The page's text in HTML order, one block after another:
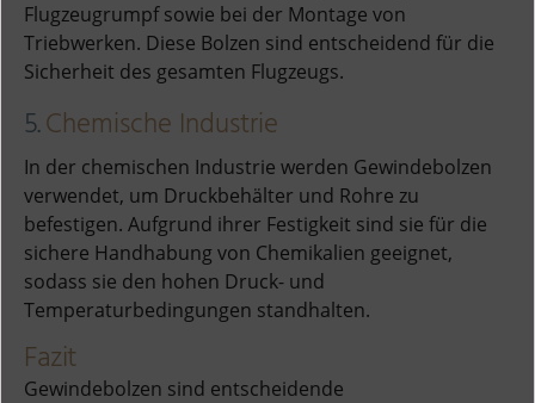
Flugzeugrumpf sowie bei der Montage von
Triebwerken. Diese Bolzen sind entscheidend für die
Sicherheit des gesamten Flugzeugs.
5.Chemische Industrie
In der chemischen Industrie werden Gewindebolzen
verwendet, um Druckbehälter und Rohre zu
befestigen. Aufgrund ihrer Festigkeit sind sie für die
sichere Handhabung von Chemikalien geeignet,
sodass sie den hohen Druck- und
Temperaturbedingungen standhalten.
Fazit
Gewindebolzen sind entscheidende